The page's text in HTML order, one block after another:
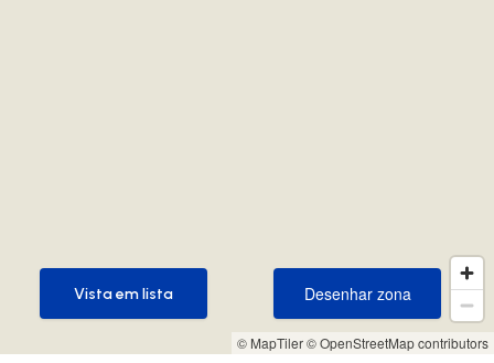
© MapTiler© OpenStreetMap contributors
Desenhar zona
Desenhar zona
Vista em lista
Vista em lista